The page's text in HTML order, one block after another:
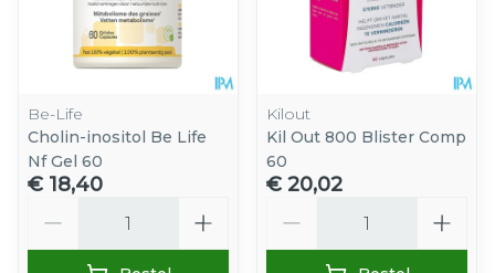
Be-Life
Cholin-inositol Be Life
Nf Gel 60
€ 18,40
Kilout
Kil Out 800 Blister Comp
60
€ 20,02